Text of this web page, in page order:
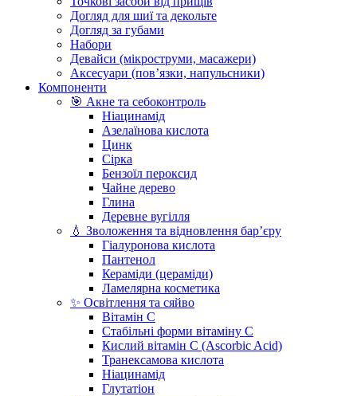
Догляд для шиї та декольте
Догляд за губами
Набори
Девайси (мікроструми, масажери)
Аксесуари (повʼязки, напульсники)
Компоненти
🎯 Акне та себоконтроль
Ніацинамід
Азелаїнова кислота
Цинк
Сірка
Бензоїл пероксид
Чайне дерево
Глина
Деревне вугілля
💧 Зволоження та відновлення бар’єру
Гіалуронова кислота
Пантенол
Кераміди (цераміди)
Ламелярна косметика
✨ Освітлення та сяйво
Вітамін С
Стабільні форми вітаміну С
Кислий вітамін С (Ascorbic Acid)
Транексамова кислота
Ніацинамід
Глутатіон